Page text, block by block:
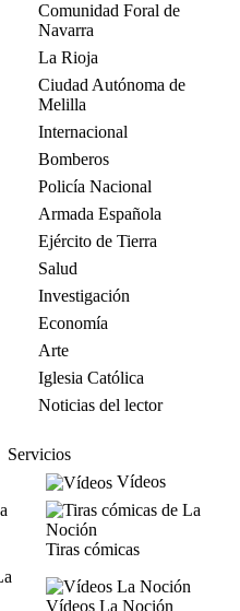
Comunidad Foral de
Navarra
La Rioja
Ciudad Autónoma de
Melilla
Internacional
Bomberos
Policía Nacional
Armada Española
Ejército de Tierra
Salud
Investigación
Economía
Arte
Iglesia Católica
Noticias del lector
Servicios
Vídeos
Tiras cómicas
Vídeos La Noción